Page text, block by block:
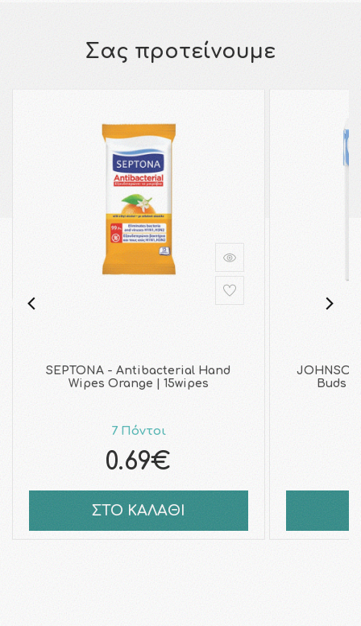
Σας προτείνουμε
SEPTONA - Antibacterial Hand
Wipes Orange | 15wipes
7 Πόντοι
0.69€
ΣΤΟ ΚΑΛΑΘΙ
Buds